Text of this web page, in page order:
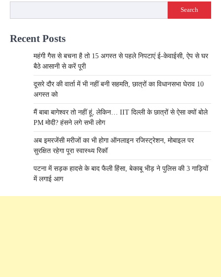
Search
Recent Posts
महंगी गैस से बचना है तो 15 अगस्त से पहले निपटाएं ई-केवाईसी, ऐप से घर
बैठे आसानी से करें पूरी
दूसरे दौर की वार्ता में भी नहीं बनी सहमति, छात्रों का विधानसभा घेराव 10
अगस्त को
मैं बाबा बागेश्वर तो नहीं हूं, लेकिन… IIT दिल्ली के छात्रों से ऐसा क्यों बोले
PM मोदी? हंसने लगे सभी लोग
अब इमरजेंसी मरीजों का भी होगा ऑनलाइन रजिस्ट्रेशन, मोबाइल पर
सुरक्षित रहेगा पूरा स्वास्थ्य रिकॉ
पटना में सड़क हादसे के बाद फैली हिंसा, बेकाबू भीड़ ने पुलिस की 3 गाड़ियों
में लगाई आग